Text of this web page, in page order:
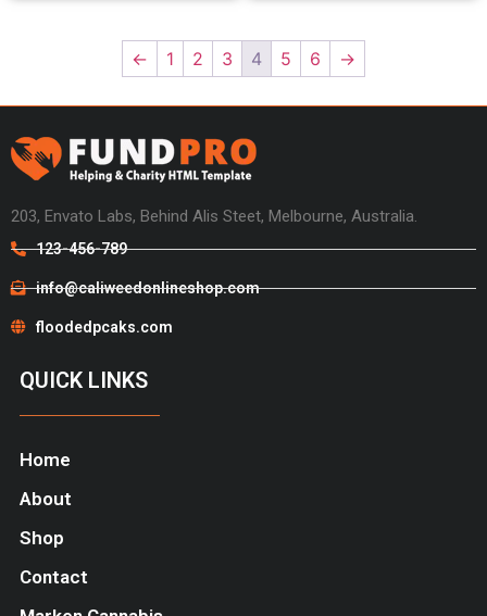
← 1 2 3 4 5 6 →
203, Envato Labs, Behind Alis Steet, Melbourne, Australia.
123-456-789
info@caliweedonlineshop.com
floodedpcaks.com
QUICK LINKS
Home
About
Shop
Contact